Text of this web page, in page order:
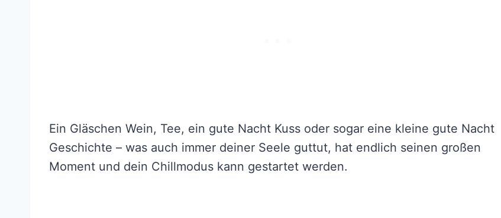
Ein Gläschen Wein, Tee, ein gute Nacht Kuss oder sogar eine kleine gute Nacht
Geschichte – was auch immer deiner Seele guttut, hat endlich seinen großen
Moment und dein Chillmodus kann gestartet werden.